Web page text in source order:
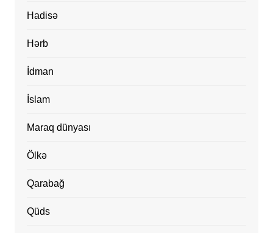
Hadisə
Hərb
İdman
İslam
Maraq dünyası
Ölkə
Qarabağ
Qüds